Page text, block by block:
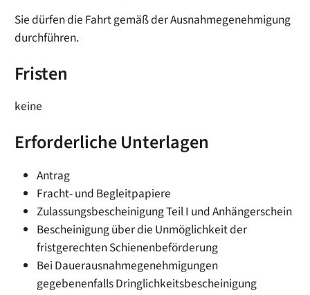
Sie dürfen die Fahrt gemäß der Ausnahmegenehmigung
durchführen.
Fristen
keine
Erforderliche Unterlagen
Antrag
Fracht- und Begleitpapiere
Zulassungsbescheinigung Teil I und Anhängerschein
Bescheinigung über die Unmöglichkeit der
fristgerechten Schienenbeförderung
Bei Dauerausnahmegenehmigungen
gegebenenfalls Dringlichkeitsbescheinigung